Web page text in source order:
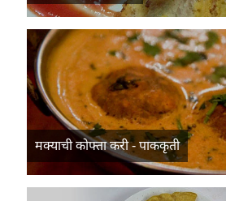
मक्याची कोफ्ता करी - पाककृती